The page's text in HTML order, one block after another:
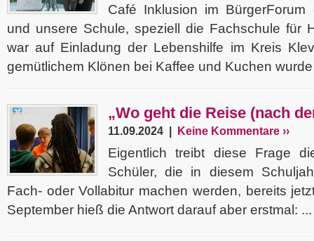
Café Inklusion im
und unsere Schule, speziell die Fachschule für
war auf Einladung der Lebenshilfe im Kreis
gemütlichem Klönen bei Kaffee und Kuchen
„Wo geht die Reise (nach
11.09.2024 | Keine Kommentare ››
Eigentlich treibt diese Frage
Schüler, die in diesem
Fach- oder Vollabitur machen werden, bereits
September hieß die Antwort darauf aber erstmal: